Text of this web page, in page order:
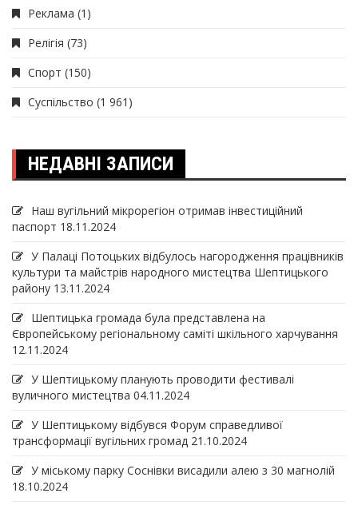
Реклама (1)
Релігія (73)
Спорт (150)
Суспільство (1 961)
НЕДАВНІ ЗАПИСИ
Наш вугільний мікрорегіон отримав інвеcтиційний
паспорт 18.11.2024
У Палаці Потоцьких відбулось нагородження працівників
культури та майстрів народного мистецтва Шептицького
району 13.11.2024
Шептицька громада була представлена на
Європейському регіональному саміті шкільного харчування
12.11.2024
У Шептицькому планують проводити фестивалі
вуличного мистецтва 04.11.2024
У Шептицькому відбувся Форум справедливої
трансформації вугільних громад 21.10.2024
У міському парку Соснівки висадили алею з 30 магнолій
18.10.2024